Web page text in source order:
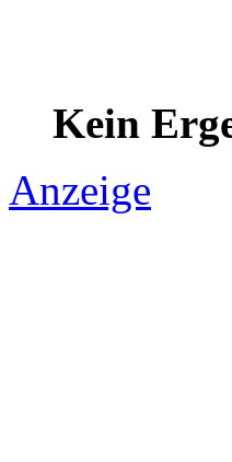
Kein
Anzeige